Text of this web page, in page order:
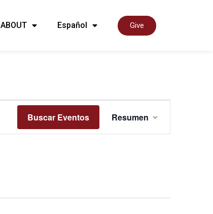
ABOUT Español Give
Buscar Eventos Resumen